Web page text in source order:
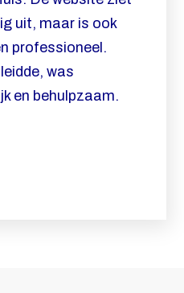
uit, maar is ook
professioneel.
was
en behulpzaam.